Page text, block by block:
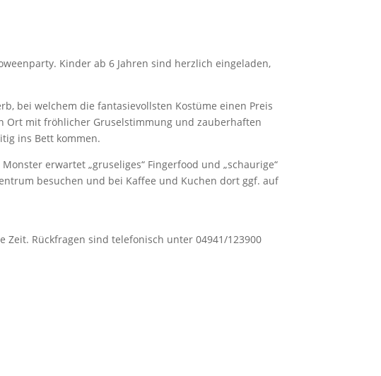
Kinder ab 6 Jahren sind herzlich eingeladen,
bei welchem die fantasievollsten Kostüme einen Preis
Ort mit fröhlicher Gruselstimmung und zauberhaften
ins Bett kommen.
erwartet „gruseliges“ Fingerfood und „schaurige“
besuchen und bei Kaffee und Kuchen dort ggf. auf
Zeit. Rückfragen sind telefonisch unter 04941/123900